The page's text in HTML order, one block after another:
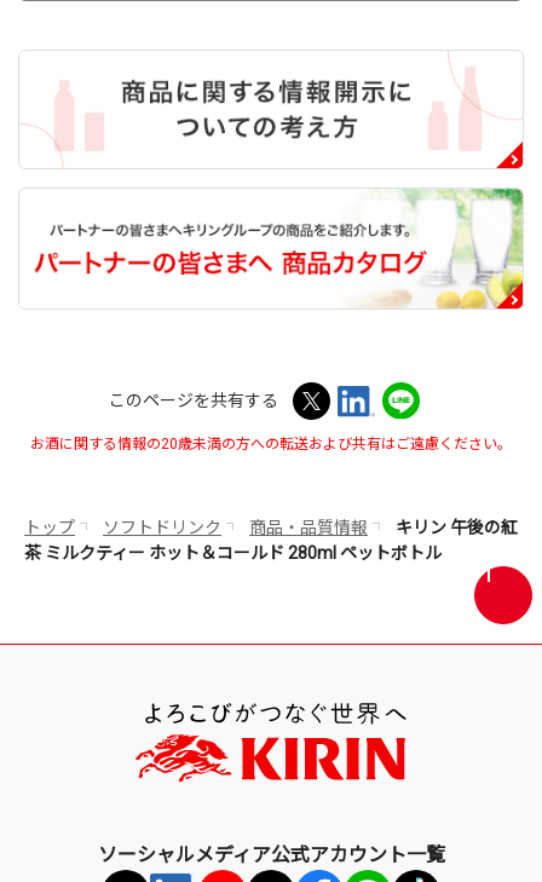
このページを共有する
お酒に関する情報の20歳未満の方への転送および共有はご遠慮ください。
トップ ソフトドリンク 商品・品質情報
キリン 午後の紅
茶 ミルクティー ホット＆コールド 280ml ペットボトル
画
面
ソーシャルメディア公式アカウント一覧